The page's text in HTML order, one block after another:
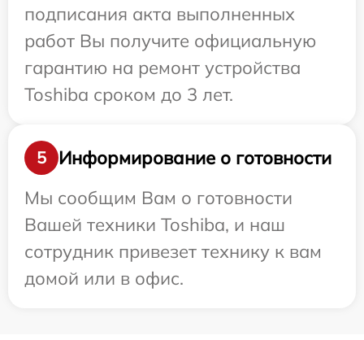
подписания акта выполненных
работ Вы получите официальную
гарантию на ремонт устройства
Toshiba сроком до 3 лет.
5
Информирование о готовности
Мы сообщим Вам о готовности
Вашей техники Toshiba, и наш
сотрудник привезет технику к вам
домой или в офис.